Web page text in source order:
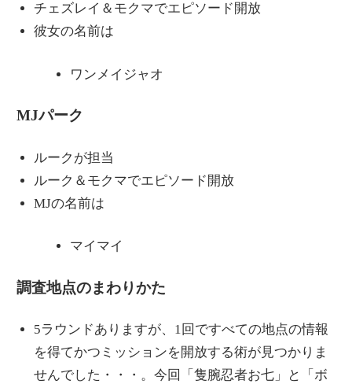
チェズレイ＆モクマでエピソード開放
彼女の名前は
ワンメイジャオ
MJパーク
ルークが担当
ルーク＆モクマでエピソード開放
MJの名前は
マイマイ
調査地点のまわりかた
5ラウンドありますが、1回ですべての地点の情報
を得てかつミッションを開放する術が見つかりま
せんでした・・・。今回「隻腕忍者お七」と「ボ